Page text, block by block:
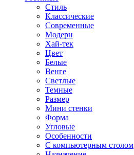
Стиль
Классические
Современные
Модерн
Хай-тек
Цвет
Белые
Венге
Светлые
Темные
Размер
Мини стенки
Форма
Угловые
Особенности
С компьютерным столом